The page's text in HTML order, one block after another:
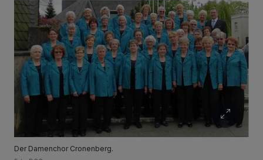
Der Damenchor Cronenberg.